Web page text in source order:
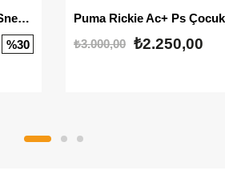
Mayze Stack Luxe Wns Kadın Sneaker
%30
Puma Rickie Ac+ Ps
₺3.000,00 ₺2.250,00